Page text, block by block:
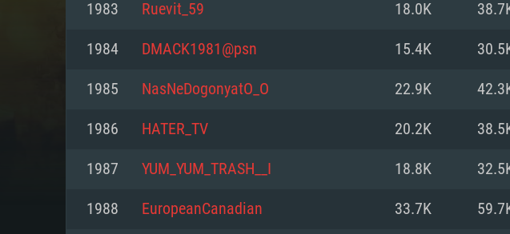
1983 Ruevit_59 18.0K
1984 DMACK1981@psn 15.4K
1985 NasNeDogonyatO_O 22.9K
1986 HATER_TV 20.2K
1987 YUM_YUM_TRASH__I 18.8K
1988 EuropeanCanadian 33.7K